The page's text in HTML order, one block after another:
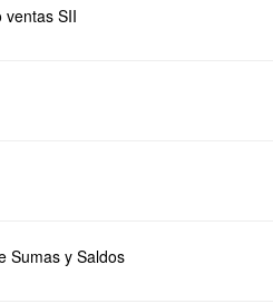
ventas SII
Sumas y Saldos